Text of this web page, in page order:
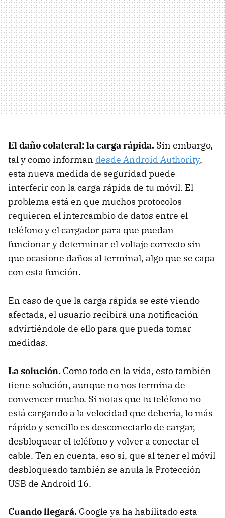
El daño colateral: la carga rápida. Sin embargo,
tal y como informan desde Android Authority,
esta nueva medida de seguridad puede
interferir con la carga rápida de tu móvil. El
problema está en que muchos protocolos
requieren el intercambio de datos entre el
teléfono y el cargador para que puedan
funcionar y determinar el voltaje correcto sin
que ocasione daños al terminal, algo que se capa
con esta función.
En caso de que la carga rápida se esté viendo
afectada, el usuario recibirá una notificación
advirtiéndole de ello para que pueda tomar
medidas.
La solución. Como todo en la vida, esto también
tiene solución, aunque no nos termina de
convencer mucho. Si notas que tu teléfono no
está cargando a la velocidad que debería, lo más
rápido y sencillo es desconectarlo de cargar,
desbloquear el teléfono y volver a conectar el
cable. Ten en cuenta, eso sí, que al tener el móvil
desbloqueado también se anula la Protección
USB de Android 16.
Cuando llegará. Google ya ha habilitado esta